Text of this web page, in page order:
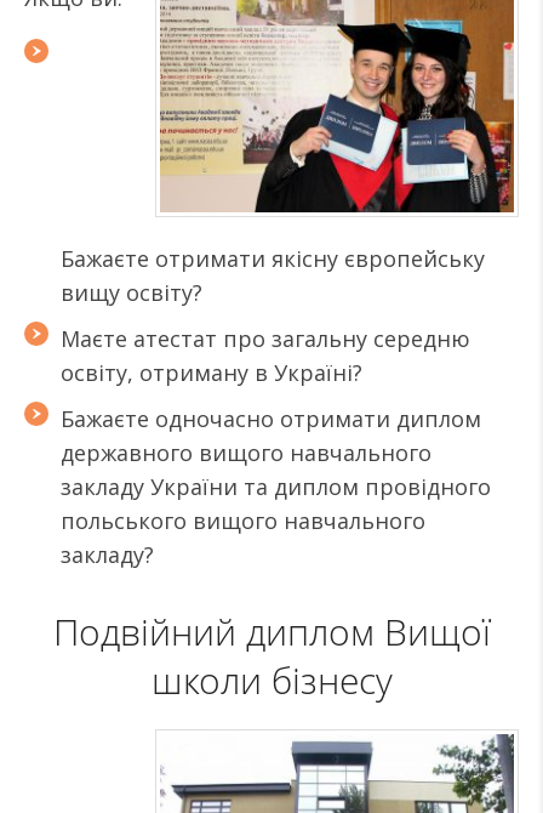
Бажаєте отримати якісну європейську
вищу освіту?
Маєте атестат про загальну середню
освіту, отриману в Україні?
Бажаєте одночасно отримати диплом
державного вищого навчального
закладу України та диплом провідного
польського вищого навчального
закладу?
Подвійний диплом Вищої
школи бізнесу